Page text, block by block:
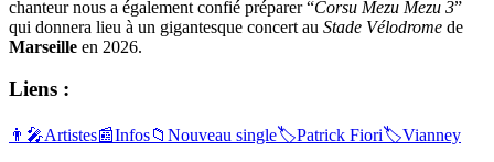
chanteur nous a également confié préparer “Corsu Mezu Mezu 3”
qui donnera lieu à un gigantesque concert au Stade Vélodrome de
Marseille en 2026.
Liens :
👨‍🎤Artistes📰Infos📁 Nouveau single🏷️Patrick Fiori🏷️Vianney